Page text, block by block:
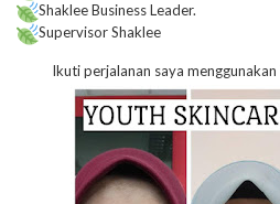
Shaklee Business Leader.
Supervisor Shaklee
Ikuti perjalanan saya